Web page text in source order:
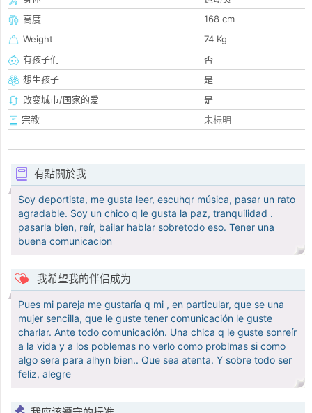
高度
168 cm
Weight
74 Kg
有孩子们
否
想生孩子
是
改变城市/国家的爱
是
宗教
未标明
有點關於我
Soy deportista, me gusta leer, escuhqr música, pasar un rato
agradable. Soy un chico q le gusta la paz, tranquilidad .
pasarla bien, reír, bailar hablar sobretodo eso. Tener una
buena comunicacion
我希望我的伴侣成为
Pues mi pareja me gustaría q mi , en particular, que se una
mujer sencilla, que le guste tener comunicación le guste
charlar. Ante todo comunicación. Una chica q le guste sonreír
a la vida y a los poblemas no verlo como problmas si como
algo sera para alhyn bien.. Que sea atenta. Y sobre todo ser
feliz, alegre